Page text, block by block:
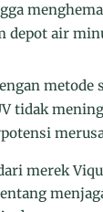
depot air
tidak
merek